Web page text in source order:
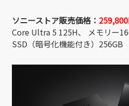
ソニーストア販売価格：
Core Ultra 5 125H、 メモリー
SSD（暗号化機能付き）256GB